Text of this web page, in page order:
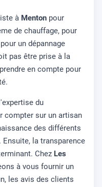
à Menton pour
de chauffage, pour
un dépannage
pas être prise à la
en compte pour
du
compter sur un artisan
des différents
la transparence
Chez Les
à vous fournir un
les avis des clients